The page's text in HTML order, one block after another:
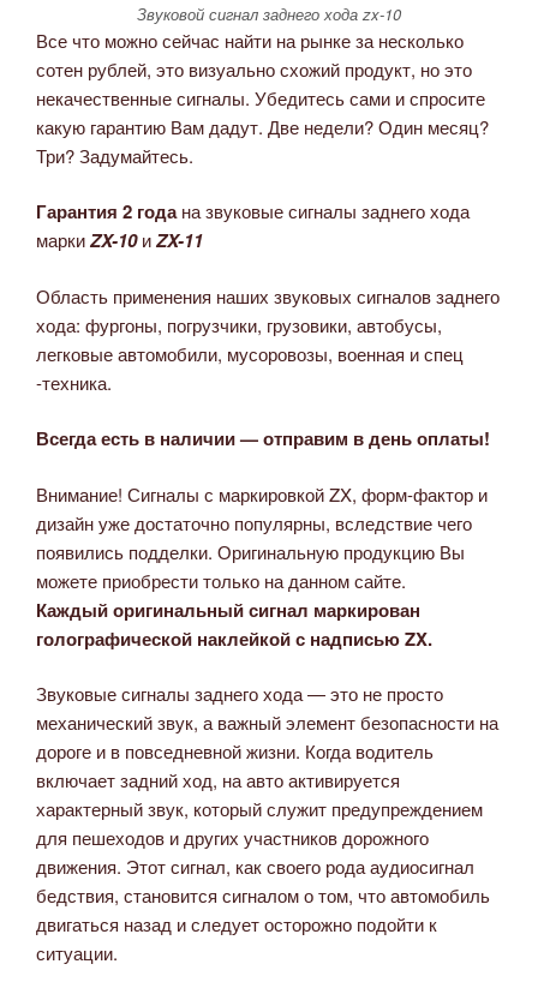
Звуковой сигнал заднего хода zx-10
Все что можно сейчас найти на рынке за несколько
сотен рублей, это визуально схожий продукт, но это
некачественные сигналы. Убедитесь сами и спросите
какую гарантию Вам дадут. Две недели? Один месяц?
Три? Задумайтесь.
Гарантия 2 годана звуковые сигналы заднего хода
маркиZX-10иZX-11
Область применения наших звуковых сигналов заднего
хода: фургоны, погрузчики, грузовики, автобусы,
легковые автомобили, мусоровозы, военная и спец
-техника.
Всегда есть в наличии — отправим в день оплаты!
Внимание! Сигналы с маркировкой ZX, форм-фактор и
дизайн уже достаточно популярны, вследствие чего
появились подделки. Оригинальную продукцию Вы
можете приобрести только на данном сайте.
Каждый оригинальный сигнал маркирован
голографической наклейкой с надписью ZX.
Звуковые сигналы заднего хода — это не просто
механический звук, а важный элемент безопасности на
дороге и в повседневной жизни. Когда водитель
включает задний ход, на авто активируется
характерный звук, который служит предупреждением
для пешеходов и других участников дорожного
движения. Этот сигнал, как своего рода аудиосигнал
бедствия, становится сигналом о том, что автомобиль
двигаться назад и следует осторожно подойти к
ситуации.